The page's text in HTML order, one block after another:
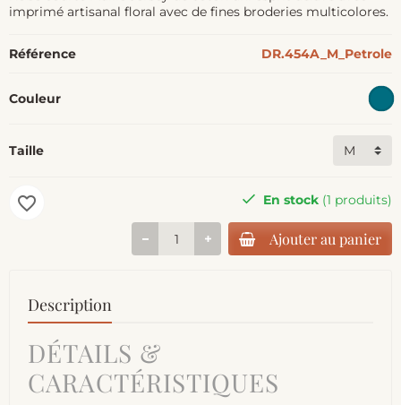
imprimé artisanal floral avec de fines broderies multicolores.
Référence DR.454A_M_Petrole
Couleur
Taille
En stock (1 produits)
Ajouter au panier
favorite_border
Description
DÉTAILS &
CARACTÉRISTIQUES